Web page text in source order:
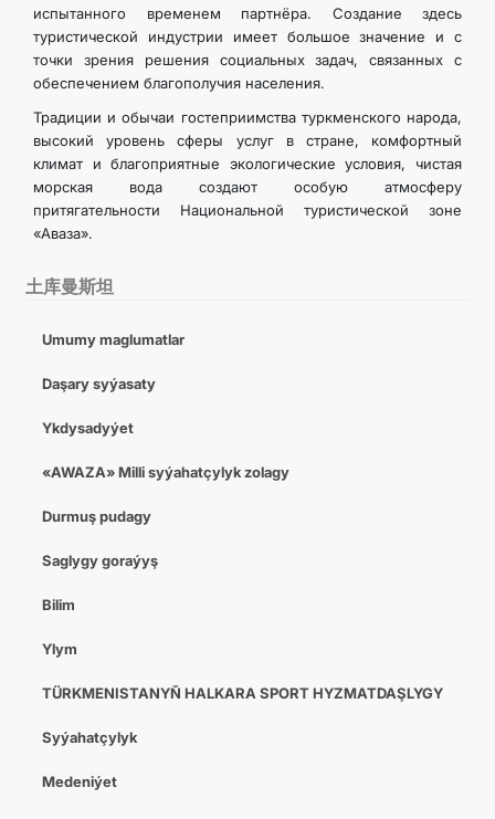
土库曼斯坦
Umumy maglumatlar
Daşary syýasaty
Ykdysadyýet
«AWAZA» Milli syýahatçylyk zolagy
Durmuş pudagy
Saglygy goraýyş
Bilim
Ylym
TÜRKMENISTANYŇ HALKARA SPORT HYZMATDAŞLYGY
Syýahatçylyk
Medeniýet
испытанного временем партнёра. Создание здесь
туристической индустрии имеет большое значение и с
точки зрения решения социальных задач, связанных с
обеспечением благополучия населения.
Традиции и обычаи гостеприимства туркменского народа,
высокий уровень сферы услуг в стране, комфортный
климат и благоприятные экологические условия, чистая
морская вода создают особую атмосферу
притягательности Национальной туристической зоне
«Аваза».